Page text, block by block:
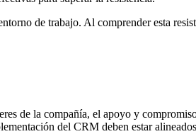
de trabajo. Al comprender esta
de la compañía, el apoyo y
del CRM deben estar